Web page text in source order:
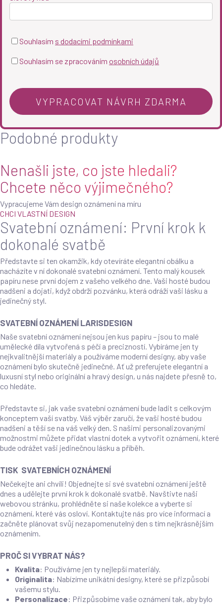
Souhlasím s dodacími podmínkami
Souhlasím se zpracováním osobních údajů
Podobné produkty
Nenašli jste, co jste hledali?
Chcete něco výjimečného?
Vypracujeme Vám design oznámení na míru
CHCI VLASTNÍ DESIGN
Svatební oznámení: První krok k
dokonalé svatbě
Představte si ten okamžik, kdy otevíráte elegantní obálku a
nacházíte v ní dokonalé svatební oznámení. Tento malý kousek
papíru nese první dojem z vašeho velkého dne. Vaši hosté budou
nadšeni a dojati, když obdrží pozvánku, která odráží vaši lásku a
jedinečný styl.
SVATEBNÍ OZNÁMENÍ LARISDESIGN
Naše svatební oznámení nejsou jen kus papíru – jsou to malé
umělecké díla vytvořená s péčí a precizností. Vybíráme jen ty
nejkvalitnější materiály a používáme moderní designy, aby vaše
oznámení bylo skutečně jedinečné. Ať už preferujete elegantní a
luxusní styl nebo originální a hravý design, u nás najdete přesně to,
co hledáte.
Představte si, jak vaše svatební oznámení bude ladit s celkovým
konceptem vaší svatby. Váš výběr zaručí, že vaši hosté budou
nadšeni a těší se na váš velký den. S našimi personalizovanými
možnostmi můžete přidat vlastní dotek a vytvořit oznámení, které
bude odrážet vaši jedinečnou lásku a příběh.
TISK SVATEBNÍCH OZNÁMENÍ
Nečekejte ani chvíli! Objednejte si své svatební oznámení ještě
dnes a udělejte první krok k dokonalé svatbě. Navštivte naši
webovou stránku, prohlédněte si naše kolekce a vyberte si
oznámení, které vás osloví. Kontaktujte nás pro více informací a
začněte plánovat svůj nezapomenutelný den s tím nejkrásnějším
oznámením.
PROČ SI VYBRAT NÁS?
Kvalita: Používáme jen ty nejlepší materiály.
Originalita: Nabízíme unikátní designy, které se přizpůsobí
vašemu stylu.
Personalizace: Přizpůsobíme vaše oznámení tak, aby bylo